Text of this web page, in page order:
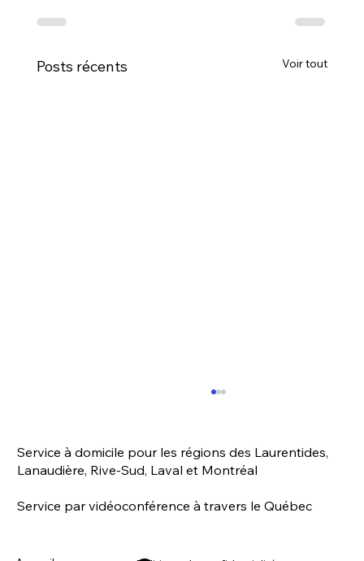
Posts récents Voir tout
trouver des organismes qui peuvent sortir les
chats errants de la rue, la réalité est qu’il n’y
Service à domicile pour les régions des Laurentides,
Lanaudière, Rive-Sud, Laval et Montréal
Service par vidéoconférence à travers le Québec